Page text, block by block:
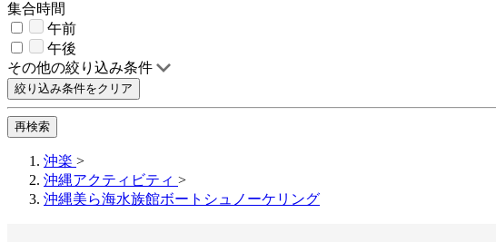
集合時間
午前
午後
その他の絞り込み条件
絞り込み条件をクリア
再検索
沖楽 >
沖縄アクティビティ >
沖縄美ら海水族館ボートシュノーケリング